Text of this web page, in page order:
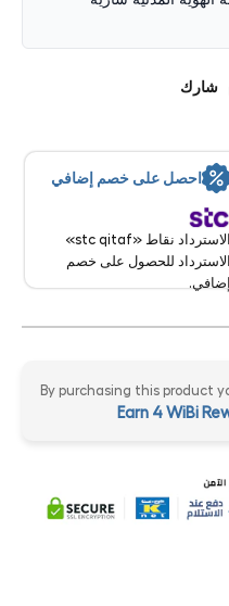
شارك
احصل على خصم إضافي
الاسترداد نقاط «stc qitaf»
الاسترداد للحصول على خصم
إضافي.
By purchasing this product
Earn 4 WiBi